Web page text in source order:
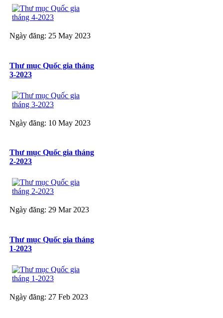
Ngày đăng: 25 May 2023
Thư mục Quốc gia tháng
3-2023
Ngày đăng: 10 May 2023
Thư mục Quốc gia tháng
2-2023
Ngày đăng: 29 Mar 2023
Thư mục Quốc gia tháng
1-2023
Ngày đăng: 27 Feb 2023